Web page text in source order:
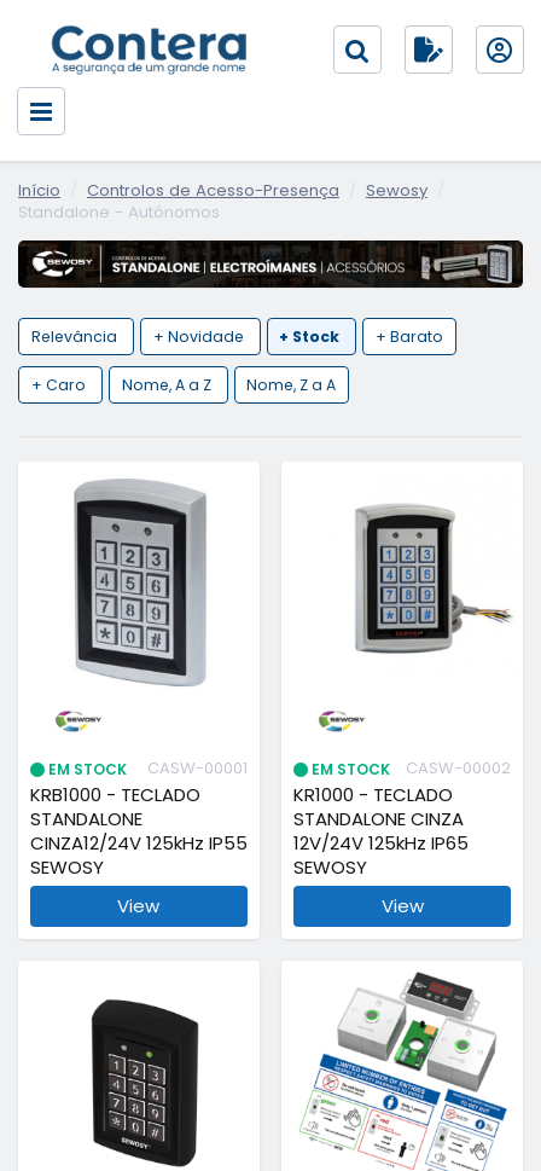
Início Controlos de Acesso-Presença
Sewosy
Standalone - Autónomos
Relevância + Novidade + Stock + Barato
+ Caro Nome, A a Z Nome, Z a A
EM STOCK CASW-00001
KRB1000 - TECLADO
STANDALONE
CINZA12/24V 125kHz IP55
SEWOSY
View
EM STOCK CASW-00002
KR1000 - TECLADO
STANDALONE CINZA
12V/24V 125kHz IP65
SEWOSY
View